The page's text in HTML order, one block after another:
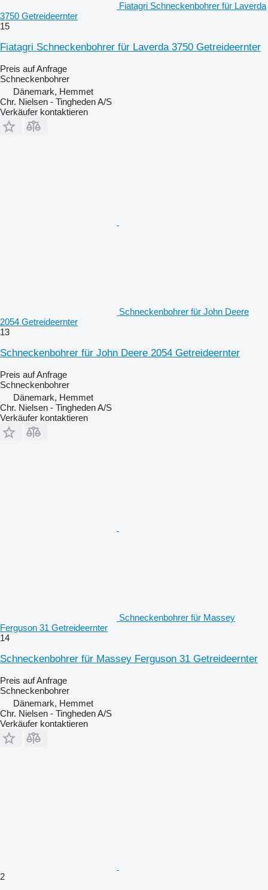
Fiatagri Schneckenbohrer für Laverda
3750 Getreideernter
15
Fiatagri Schneckenbohrer für Laverda 3750 Getreideernter
Preis auf Anfrage
Schneckenbohrer
Dänemark, Hemmet
Chr. Nielsen - Tingheden A/S
Verkäufer kontaktieren
Schneckenbohrer für John Deere
2054 Getreideernter
13
Schneckenbohrer für John Deere 2054 Getreideernter
Preis auf Anfrage
Schneckenbohrer
Dänemark, Hemmet
Chr. Nielsen - Tingheden A/S
Verkäufer kontaktieren
Schneckenbohrer für Massey
Ferguson 31 Getreideernter
14
Schneckenbohrer für Massey Ferguson 31 Getreideernter
Preis auf Anfrage
Schneckenbohrer
Dänemark, Hemmet
Chr. Nielsen - Tingheden A/S
Verkäufer kontaktieren
2